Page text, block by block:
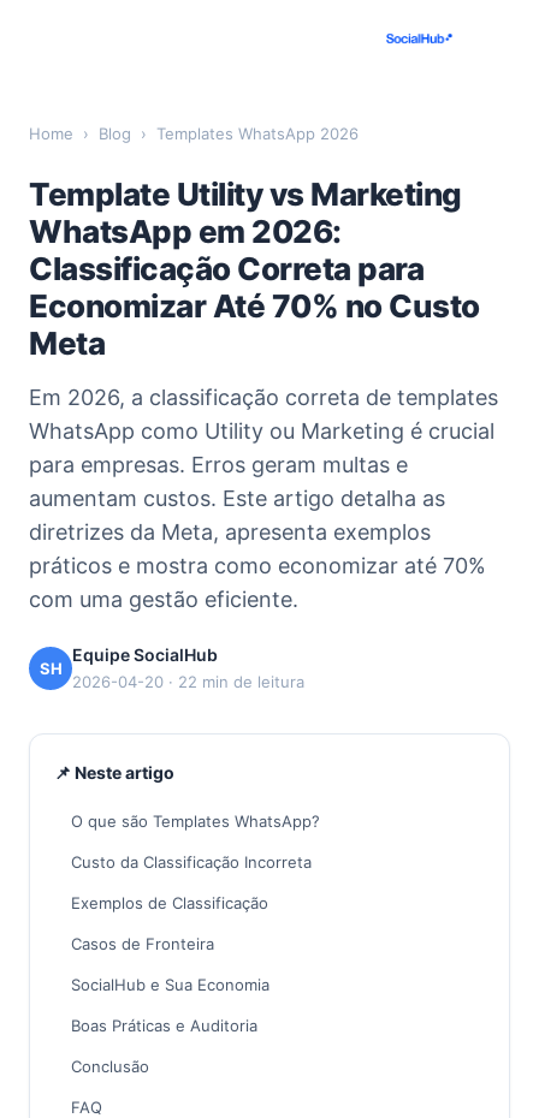
Home › Blog › Templates WhatsApp 2026
Template Utility vs Marketing
WhatsApp em 2026:
Classificação Correta para
Economizar Até 70% no Custo
Meta
Em 2026, a classificação correta de templates
WhatsApp como Utility ou Marketing é crucial
para empresas. Erros geram multas e
aumentam custos. Este artigo detalha as
diretrizes da Meta, apresenta exemplos
práticos e mostra como economizar até 70%
com uma gestão eficiente.
SH
Equipe SocialHub
2026-04-20 · 22 min de leitura
📌 Neste artigo
O que são Templates WhatsApp?
Custo da Classificação Incorreta
Exemplos de Classificação
Casos de Fronteira
SocialHub e Sua Economia
Boas Práticas e Auditoria
Conclusão
FAQ